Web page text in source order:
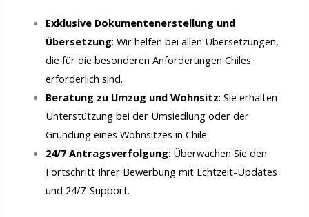
Exklusive Dokumentenerstellung und
Übersetzung: Wir helfen bei allen Übersetzungen,
die für die besonderen Anforderungen Chiles
erforderlich sind.
Beratung zu Umzug und Wohnsitz: Sie erhalten
Unterstützung bei der Umsiedlung oder der
Gründung eines Wohnsitzes in Chile.
24/7 Antragsverfolgung: Überwachen Sie den
Fortschritt Ihrer Bewerbung mit Echtzeit-Updates
und 24/7-Support.